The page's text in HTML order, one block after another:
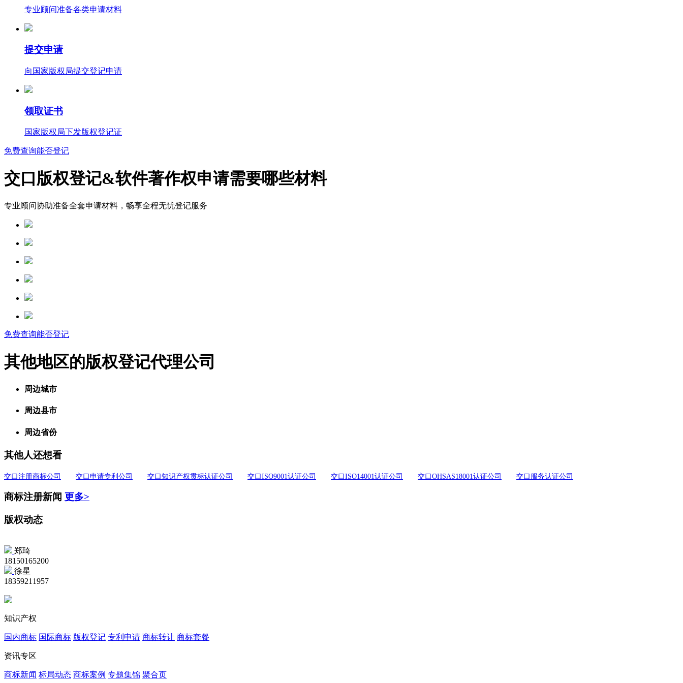
专业顾问准备各类申请材料
提交申请
向国家版权局提交登记申请
领取证书
国家版权局下发版权登记证
免费查询能否登记
交口版权登记&软件著作权申请需要哪些材料
专业顾问协助准备全套申请材料，畅享全程无忧登记服务
免费查询能否登记
其他地区的版权登记代理公司
周边城市
周边县市
周边省份
其他人还想看
交口注册商标公司 交口申请专利公司 交口知识产权贯标认证公司 交口ISO9001认证公司 交口ISO14001认证公司 交口OHSAS18001认证公司 交口服务认证公司
商标注册新闻 更多>
版权动态
郑琦
18150165200
徐星
18359211957
知识产权
国内商标 国际商标 版权登记 专利申请 商标转让 商标套餐
资讯专区
商标新闻 标局动态 商标案例 专题集锦 聚合页